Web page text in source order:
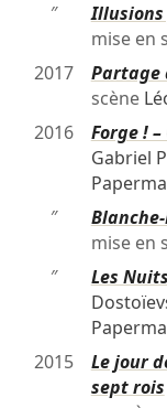
″
Illusions
mise en
2017
Partage
scène
2016
Forge !
Gabriel
″
mise en
″
Les
2015
Le jour
sept rois